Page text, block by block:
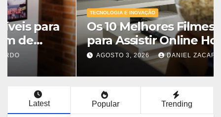
TECNOLOGIA E INOVAÇÃO
15 Filmes e Séries Incríveis para
Assistir Online Este Fim de
Semana
AGOSTO 5, 2026 DANIEL ZACARDO
Latest Popular Trending